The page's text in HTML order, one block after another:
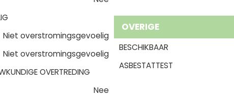
Niet overstromingsgevoelig
Niet overstromingsgevoelig
OVERTREDING
Nee
OVERIGE
BESCHIKBAAR
ASBESTATTEST